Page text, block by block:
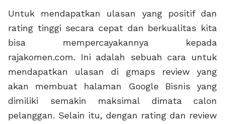
Untuk mendapatkan ulasan yang positif dan
rating tinggi secara cepat dan berkualitas kita
bisa mempercayakannya kepada
rajakomen.com. Ini adalah sebuah cara untuk
mendapatkan ulasan di gmaps review yang
akan membuat halaman Google Bisnis yang
dimiliki semakin maksimal dimata calon
pelanggan. Selain itu, dengan rating dan review